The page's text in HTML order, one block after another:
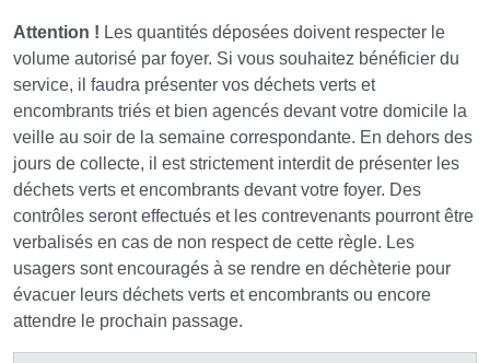
Attention ! Les quantités déposées doivent respecter le
volume autorisé par foyer. Si vous souhaitez bénéficier du
service, il faudra présenter vos déchets verts et
encombrants triés et bien agencés devant votre domicile la
veille au soir de la semaine correspondante. En dehors des
jours de collecte, il est strictement interdit de présenter les
déchets verts et encombrants devant votre foyer. Des
contrôles seront effectués et les contrevenants pourront être
verbalisés en cas de non respect de cette règle. Les
usagers sont encouragés à se rendre en déchèterie pour
évacuer leurs déchets verts et encombrants ou encore
attendre le prochain passage.